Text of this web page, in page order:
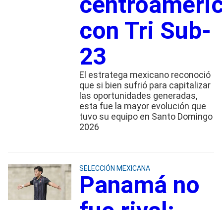
con Tri Sub-
23
El estratega mexicano reconoció
que si bien sufrió para capitalizar
las oportunidades generadas,
esta fue la mayor evolución que
tuvo su equipo en Santo Domingo
2026
SELECCIÓN MEXICANA
Panamá no